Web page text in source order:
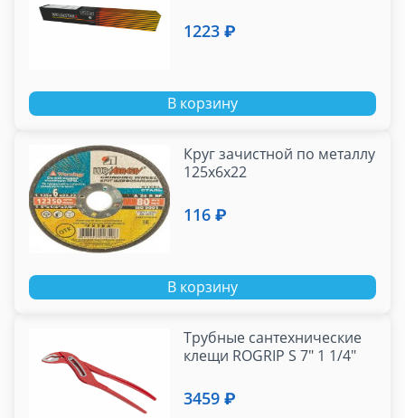
1223 ₽
В корзину
Круг зачистной по металлу
125х6х22
116 ₽
В корзину
Трубные сантехнические
клещи ROGRIP S 7" 1 1/4"
3459 ₽